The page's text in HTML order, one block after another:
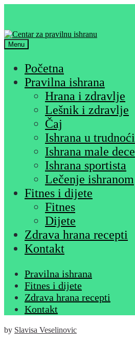
Menu
Početna
Pravilna ishrana
Hrana i zdravlje
Lešnik i zdravlje
Čaj
Ishrana u trudnoći
Ishrana male dece
Ishrana sportista
Lečenje ishranom
Fitnes i dijete
Fitnes
Dijete
Zdrava hrana recepti
Kontakt
Pravilna ishrana
Fitnes i dijete
Zdrava hrana recepti
Kontakt
by Slavisa Veselinovic